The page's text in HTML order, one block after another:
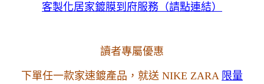
客製化居家鍍膜到府服務（請點連結）
讀者專屬優惠
下單任一款家速鍍產品，就送 NIKE ZARA 限量